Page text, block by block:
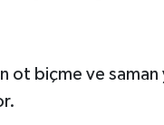
ot biçme ve